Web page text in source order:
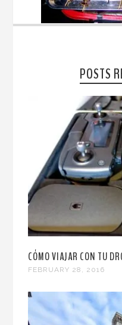
POSTS
CÓMO VIAJAR CON TU
FEBRUARY 28, 2016